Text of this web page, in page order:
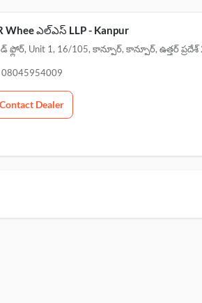
Whee ఎల్ఎస్ LLP - Kanpur
ఫ్లోర్, Unit 1, 16/105, కాన్పూర్, కాన్పూర్, ఉత్తర్ ప్రదేశ్
08045954009
Contact Dealer